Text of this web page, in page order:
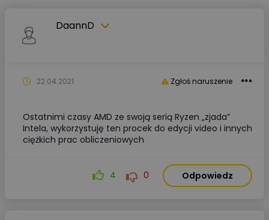
DaannD
Zgłoś naruszenie
22.04.2021
Ostatnimi czasy AMD ze swoją serią Ryzen „zjada”
Intela, wykorzystuję ten procek do edycji video i innych
ciężkich prac obliczeniowych
4 0 Odpowiedz